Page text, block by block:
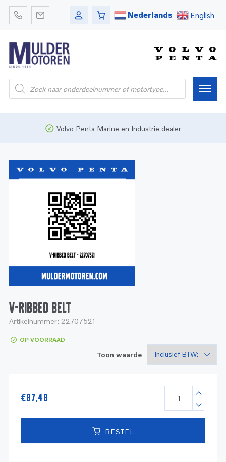
Nederlands English
Onderdelen
Bedrijfsvaart
Onderdelen
Motoren
Onderdelen
Service
Motoren
Service en onderhoud
Reman - Bedrijfsvaart
Volvo Penta Marine en Industrie dealer
V-RIBBED BELT
Artikelnummer: 22707521
OP VOORRAAD
Toon waarde
€87,48
BESTEL